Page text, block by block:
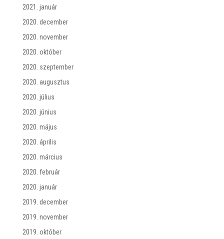
2021. január
2020. december
2020. november
2020. október
2020. szeptember
2020. augusztus
2020. július
2020. június
2020. május
2020. április
2020. március
2020. február
2020. január
2019. december
2019. november
2019. október